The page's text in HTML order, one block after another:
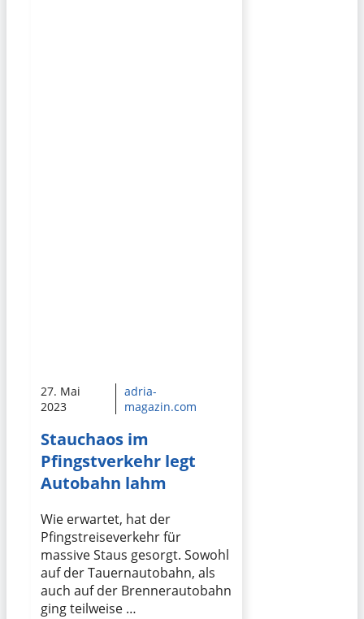
27. Mai
2023
adria-
magazin.com
Stauchaos im
Pfingstverkehr legt
Autobahn lahm
Wie erwartet, hat der
Pfingstreiseverkehr für
massive Staus gesorgt. Sowohl
auf der Tauernautobahn, als
auch auf der Brennerautobahn
ging teilweise …